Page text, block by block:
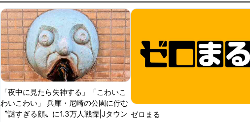
「夜中に見たら失神する」「こわいこ
わいこわい」 兵庫・尼崎の公園に佇む
〝謎すぎる顔〟に1.3万人戦慄|Jタウン ゼロまる